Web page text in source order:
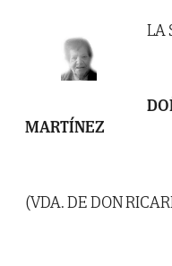
LA
MARTÍNEZ
(VDA. DE DON